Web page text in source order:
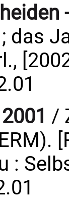
das
/
: